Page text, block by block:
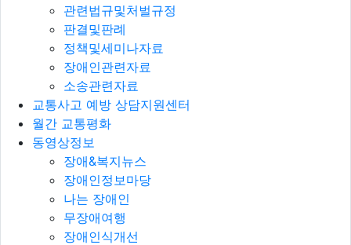
관련법규및처벌규정
판결및판례
정책및세미나자료
장애인관련자료
소송관련자료
교통사고 예방 상담지원센터
월간 교통평화
동영상정보
장애&복지뉴스
장애인정보마당
나는 장애인
무장애여행
장애인식개선